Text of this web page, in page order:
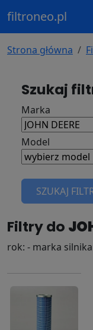
filtroneo.pl
Strona główna
Szukaj
Marka
Model
SZUKAJ
Filtry do
rok: - marka